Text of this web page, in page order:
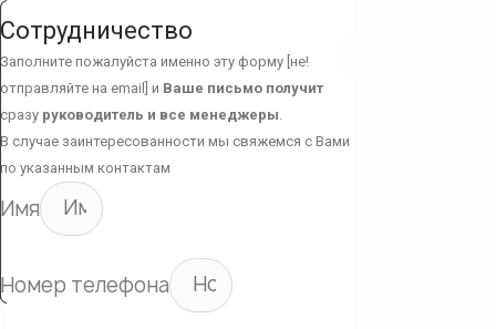
Сотрудничество
Заполните пожалуйста именно эту форму [не!
отправляйте на email] и Ваше письмо получит
сразу руководитель и все менеджеры
В случае заинтересованности мы свяжемся с Вами
по указанным контактам
Имя
Номер телефона